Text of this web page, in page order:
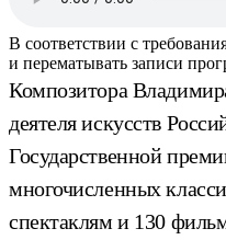
В соответствии с
и перематывать записи
Композитора
деятеля искусств
Государственной
многочисленных
спектаклям и 130